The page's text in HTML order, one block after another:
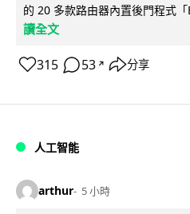
的 20 多款路由器內置後門程式
讀全文
315 53 ↗ 分享
人工智能
arthur 5 小時